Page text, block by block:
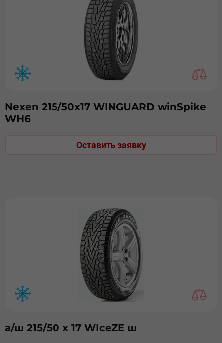
Nexen 215/50х17 WINGUARD winSpike
WH6
Оставить заявку
а/ш 215/50 х 17 WIceZE ш